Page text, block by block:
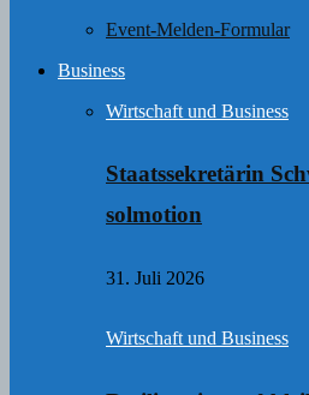
Event-Melden-Formular
Business
Wirtschaft und Business
Staatssekretärin
solmotion
31. Juli 2026
Wirtschaft und Business